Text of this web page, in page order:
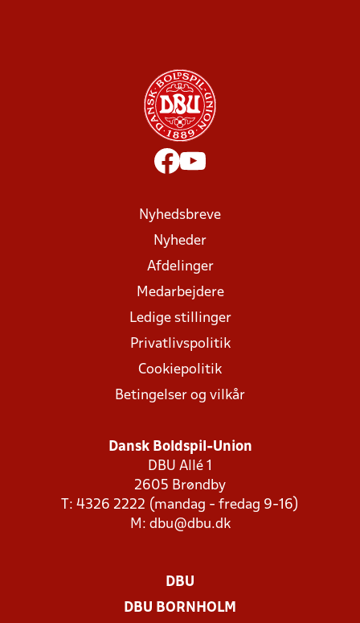
Nyhedsbreve
Nyheder
Afdelinger
Medarbejdere
Ledige stillinger
Privatlivspolitik
Cookiepolitik
Betingelser og vilkår
Dansk Boldspil-Union
DBU Allé 1
2605 Brøndby
T: 4326 2222 (mandag - fredag 9-16)
M: dbu@dbu.dk
DBU
DBU BORNHOLM